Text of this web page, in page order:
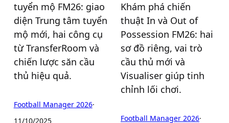
tuyển mộ FM26: giao
diện Trung tâm tuyển
mộ mới, hai công cụ
từ TransferRoom và
chiến lược săn cầu
thủ hiệu quả.
Football Manager 2026·
11/10/2025
Khám phá chiến
thuật In và Out of
Possession FM26: hai
sơ đồ riêng, vai trò
cầu thủ mới và
Visualiser giúp tinh
chỉnh lối chơi.
Football Manager 2026·